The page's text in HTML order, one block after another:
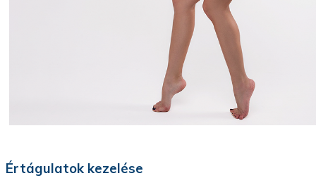
Értágulatok kezelése